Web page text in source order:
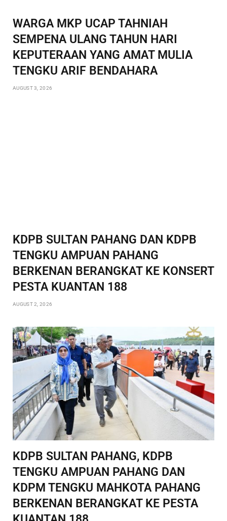
WARGA MKP UCAP TAHNIAH
SEMPENA ULANG TAHUN HARI
KEPUTERAAN YANG AMAT MULIA
TENGKU ARIF BENDAHARA
AUGUST 3, 2026
KDPB SULTAN PAHANG DAN KDPB
TENGKU AMPUAN PAHANG
BERKENAN BERANGKAT KE KONSERT
PESTA KUANTAN 188
AUGUST 2, 2026
KDPB SULTAN PAHANG, KDPB
TENGKU AMPUAN PAHANG DAN
KDPM TENGKU MAHKOTA PAHANG
BERKENAN BERANGKAT KE PESTA